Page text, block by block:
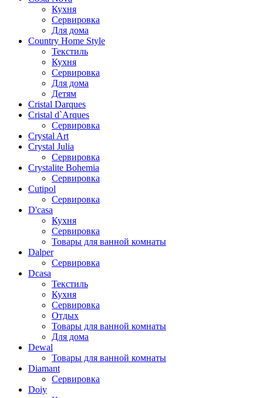
Кухня
Сервировка
Для дома
Country Home Style
Текстиль
Кухня
Сервировка
Для дома
Детям
Cristal Darques
Cristal d`Arques
Сервировка
Crystal Art
Crystal Julia
Сервировка
Crystalite Bohemia
Сервировка
Cutipol
Сервировка
D'casa
Кухня
Сервировка
Товары для ванной комнаты
Dalper
Сервировка
Dcasa
Текстиль
Кухня
Сервировка
Отдых
Товары для ванной комнаты
Для дома
Dewal
Товары для ванной комнаты
Diamant
Сервировка
Doiy